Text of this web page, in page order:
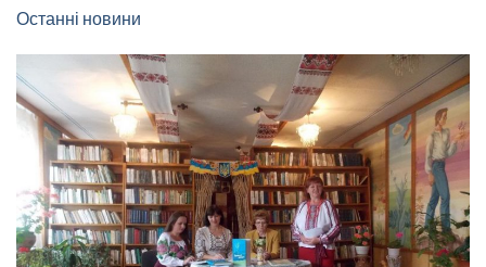
Останні новини